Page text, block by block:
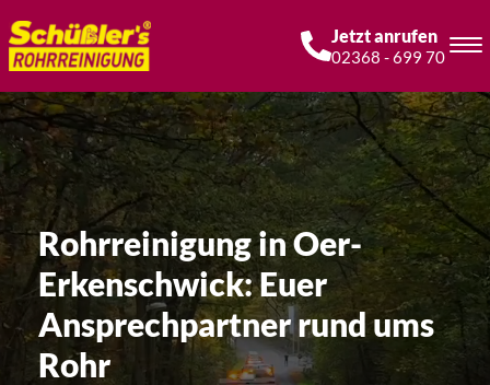
Jetzt anrufen
02368 - 699 70
Rohrreinigung in Oer-
Erkenschwick: Euer
Ansprechpartner rund ums
Rohr